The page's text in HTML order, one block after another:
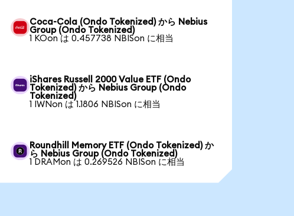
Coca-Cola (Ondo Tokenized) から Nebius
Group (Ondo Tokenized)
1 KOon は 0.457738 NBISon に相当
iShares Russell 2000 Value ETF (Ondo
Tokenized) から Nebius Group (Ondo
Tokenized)
1 IWNon は 1.1806 NBISon に相当
Roundhill Memory ETF (Ondo Tokenized) か
ら Nebius Group (Ondo Tokenized)
1 DRAMon は 0.269526 NBISon に相当